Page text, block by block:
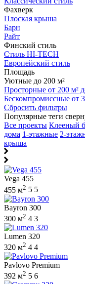
Фахверк
Плоская крыша
Барн
Райт
Финский стиль
Стиль HI-TECH
Европейский стиль
Площадь
Уютные до 200 м²
Просторные от 200 м²
Бескомпромиссные от
Сбросить фильтры
Популярные теги
Все проекты Клееный
дома 1-этажные 2-
крыша
Vega 455
455 м2 5 5
Bayron 300
300 м2 4 3
Lumen 320
320 м2 4 4
Pavlovo Premium
392 м2 5 6